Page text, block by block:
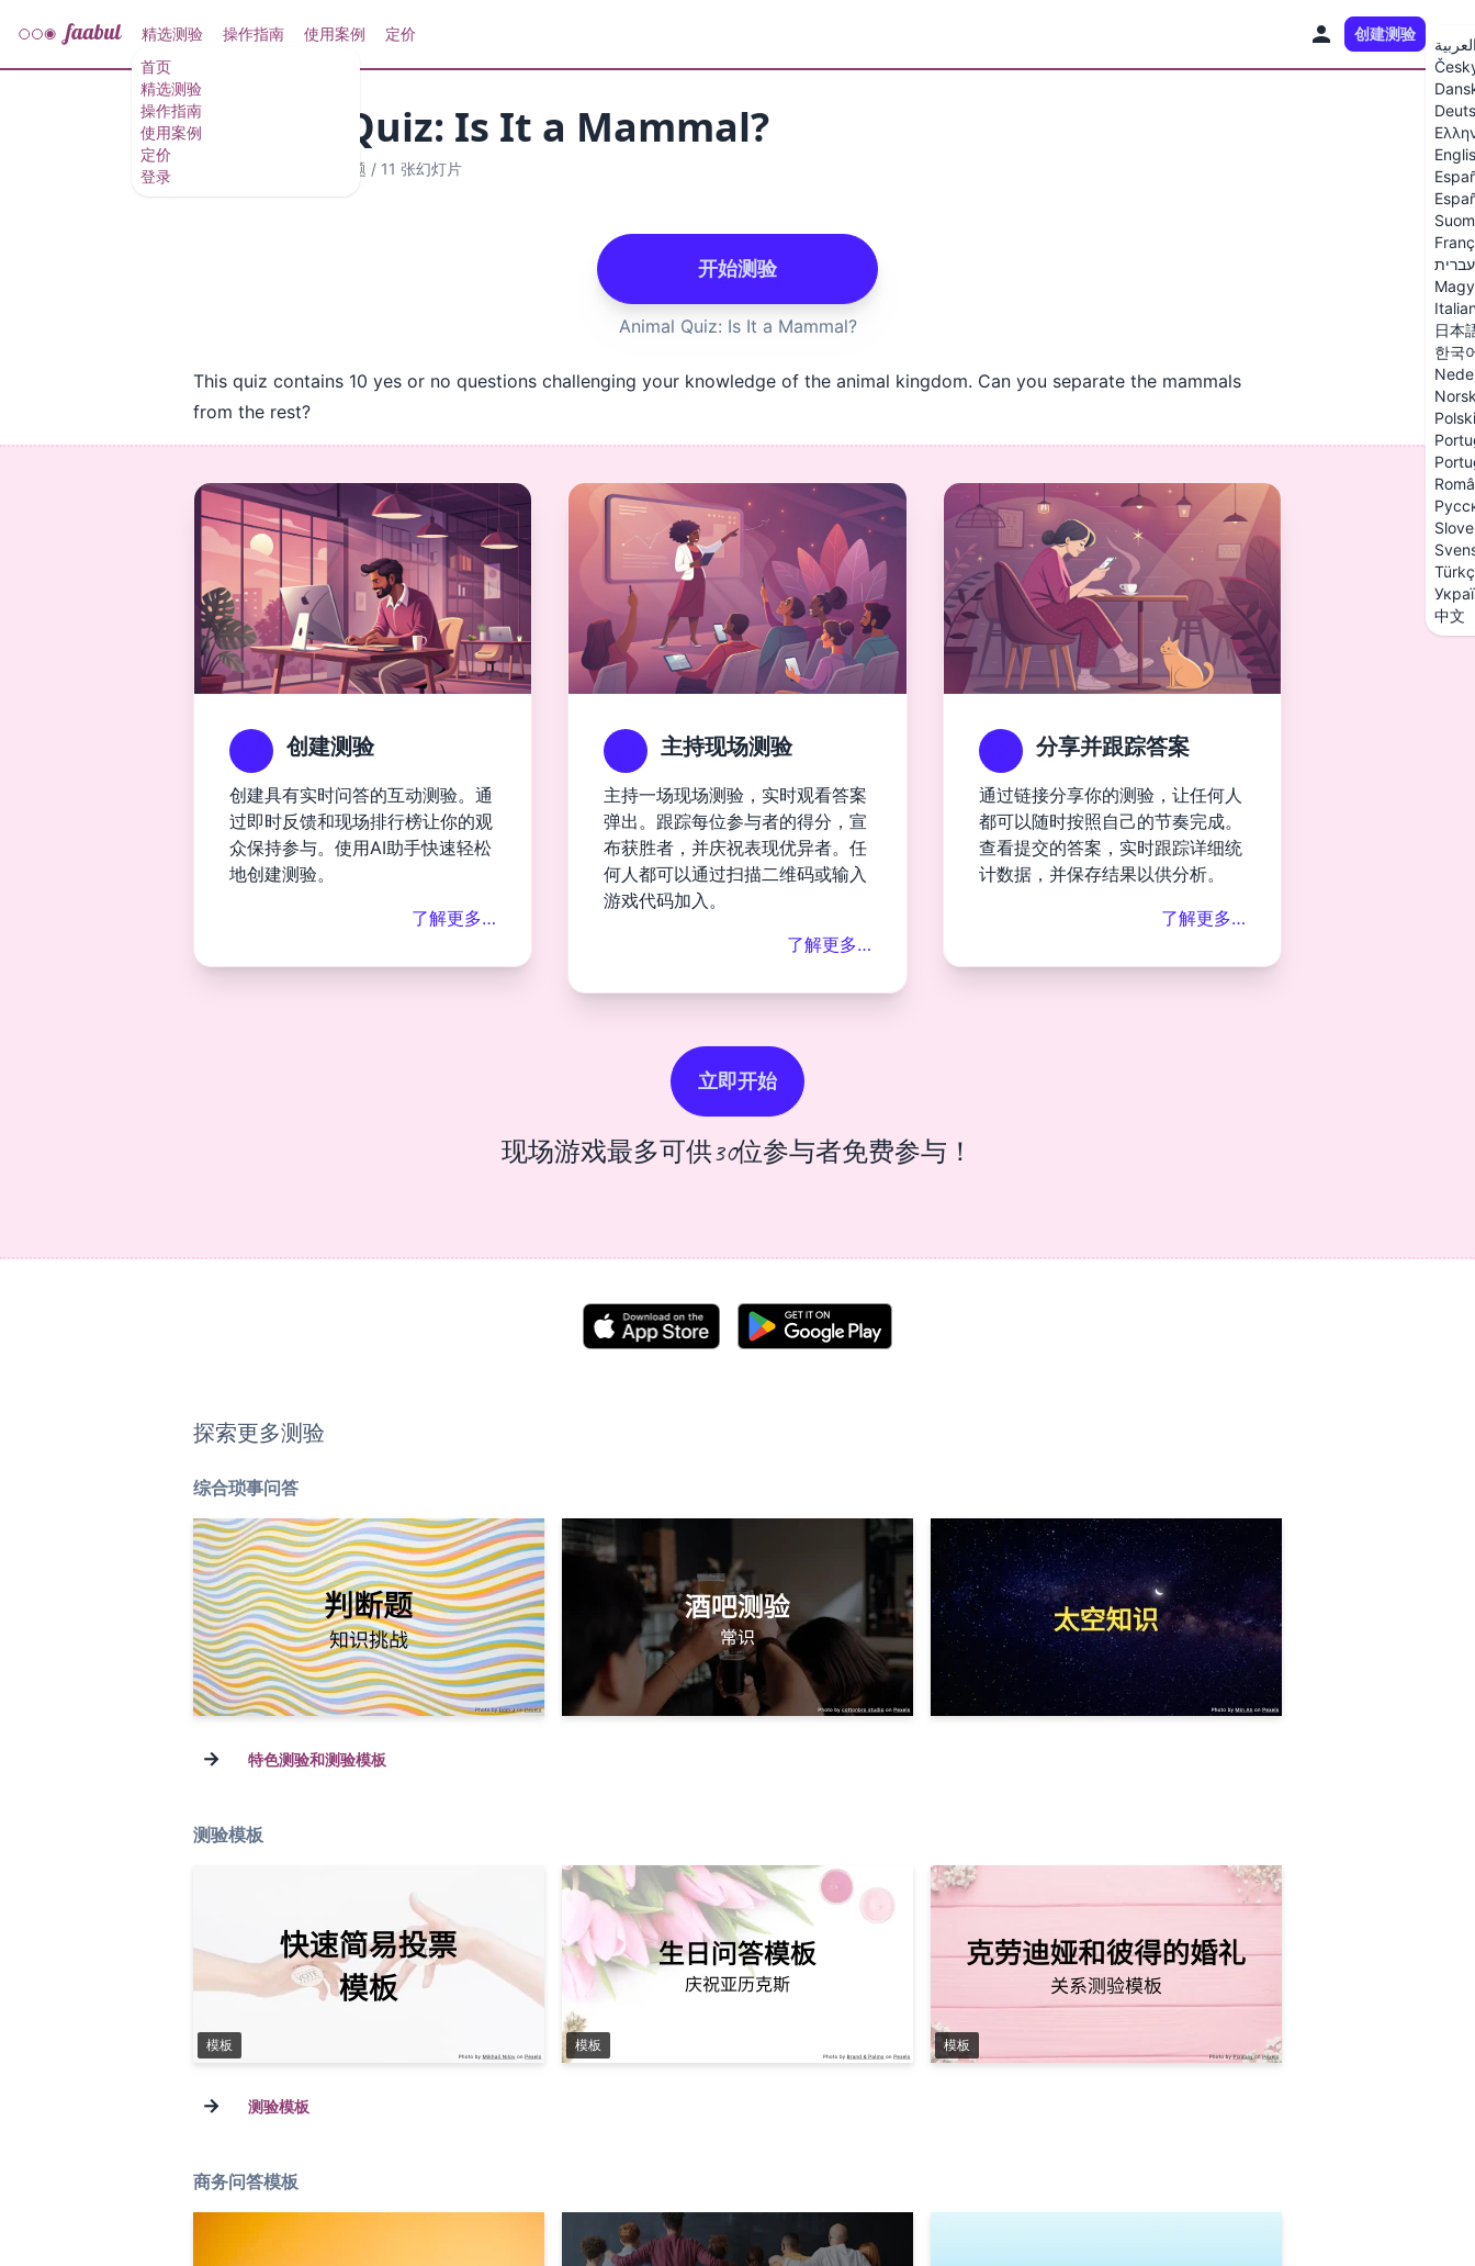
首页
精选测验
操作指南
使用案例
定价
登录
精选测验 操作指南 使用案例 定价 创建测验
עברית
日本
한국
Polski
中文
Animal Quiz: Is It a Mammal?
10 个问题 / 11 张幻灯片
开始测验
Animal Quiz: Is It a Mammal?
This quiz contains 10 yes or no questions challenging your knowledge of the animal kingdom. Can you separate the mammals
from the rest?
创建测验
创建具有实时问答的互动测验。通
过即时反馈和现场排行榜让你的观
众保持参与。使用AI助手快速轻松
地创建测验。
了解更多…
主持现场测验
主持一场现场测验，实时观看答案
弹出。跟踪每位参与者的得分，宣
布获胜者，并庆祝表现优异者。任
何人都可以通过扫描二维码或输入
游戏代码加入。
了解更多…
分享并跟踪答案
通过链接分享你的测验，让任何人
都可以随时按照自己的节奏完成。
查看提交的答案，实时跟踪详细统
计数据，并保存结果以供分析。
了解更多…
立即开始
现场游戏最多可供30位参与者免费参与！
探索更多测验
综合琐事问答
→ 特色测验和测验模板
测验模板
模板 模板 模板
→ 测验模板
商务问答模板